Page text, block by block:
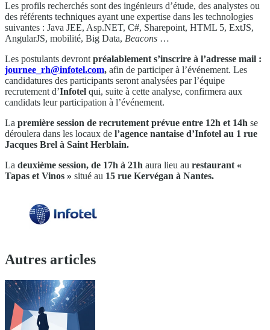
Les profils recherchés sont des ingénieurs d’étude, des analystes ou
des référents techniques ayant une expertise dans les technologies
suivantes : Java JEE, Asp.NET, C#, Sharepoint, HTML 5, ExtJS,
AngularJS, mobilité, Big Data, Beacons …
Les postulants devront préalablement s’inscrire à l’adresse mail :
journee_rh@infotel.com, afin de participer à l’événement. Les
candidatures des participants seront analysées par l’équipe
recrutement d’Infotel qui, suite à cette analyse, confirmera aux
candidats leur participation à l’événement.
La première session de recrutement prévue entre 12h et 14h se
déroulera dans les locaux de l’agence nantaise d’Infotel au 1 rue
Jacques Brel à Saint Herblain.
La deuxième session, de 17h à 21h aura lieu au restaurant «
Tapas et Vinos » situé au 15 rue Kervégan à Nantes.
Autres articles